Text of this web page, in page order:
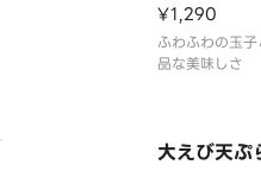
¥1,290
ふわふわの玉
品な美味しさ
大えび天ぷ